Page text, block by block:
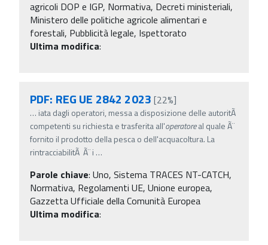
agricoli DOP e IGP, Normativa, Decreti ministeriali,
Ministero delle politiche agricole alimentari e
forestali, Pubblicità legale, Ispettorato
Ultima modifica:
PDF: REG UE 2842 2023 [22%]
… iata dagli operatori, messa a disposizione delle autoritÃ
competenti su richiesta e trasferita all'operatoreal quale Ã¨
fornito il prodotto della pesca o dell'acquacoltura. La
rintracciabilitÃ Ã¨ i …
Parole chiave: Uno, Sistema TRACES NT-CATCH,
Normativa, Regolamenti UE, Unione europea,
Gazzetta Ufficiale della Comunità Europea
Ultima modifica: